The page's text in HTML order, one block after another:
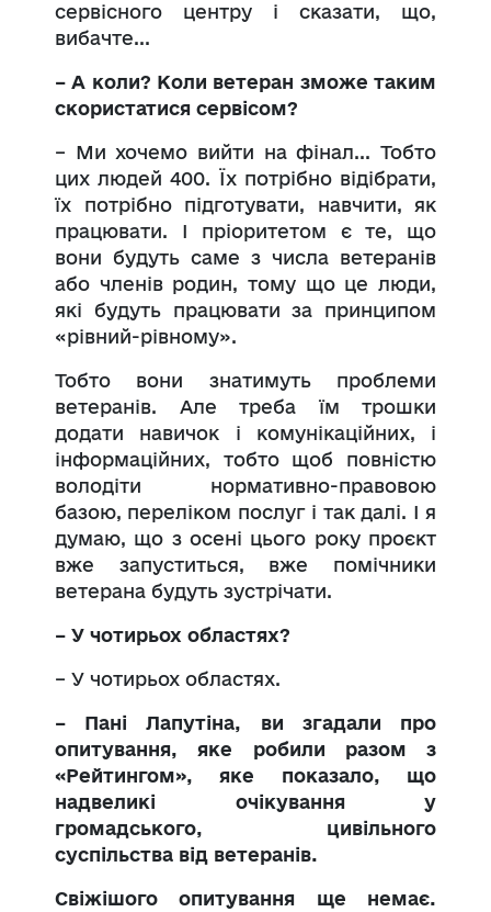
сервісного центру і сказати, що,
вибачте...
– А коли? Коли ветеран зможе таким
скористатися сервісом?
– Ми хочемо вийти на фінал... Тобто
цих людей 400. Їх потрібно відібрати,
їх потрібно підготувати, навчити, як
працювати. І пріоритетом є те, що
вони будуть саме з числа ветеранів
або членів родин, тому що це люди,
які будуть працювати за принципом
«рівний-рівному».
Тобто вони знатимуть проблеми
ветеранів. Але треба їм трошки
додати навичок і комунікаційних, і
інформаційних, тобто щоб повністю
володіти нормативно-правовою
базою, переліком послуг і так далі. І я
думаю, що з осені цього року проєкт
вже запуститься, вже помічники
ветерана будуть зустрічати.
– У чотирьох областях?
– У чотирьох областях.
– Пані Лапутіна, ви згадали про
опитування, яке робили разом з
«Рейтингом», яке показало, що
надвеликі очікування у
громадського, цивільного
суспільства від ветеранів.
Свіжішого опитування ще немає.